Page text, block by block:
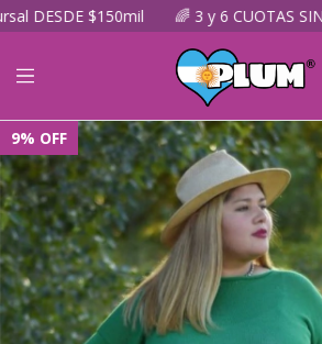
$150mil 🌈 3 y 6 CUOTAS SIN
9% OFF